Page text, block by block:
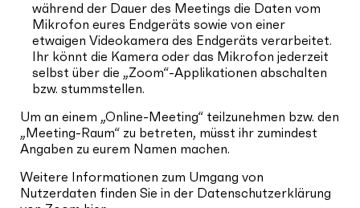
während der Dauer des Meetings die Daten vom
Mikrofon eures Endgeräts sowie von einer
etwaigen Videokamera des Endgeräts verarbeitet.
Ihr könnt die Kamera oder das Mikrofon jederzeit
selbst über die „Zoom“-Applikationen abschalten
bzw. stummstellen.
Um an einem „Online-Meeting“ teilzunehmen bzw. den
„Meeting-Raum“ zu betreten, müsst ihr zumindest
Angaben zu eurem Namen machen.
Weitere Informationen zum Umgang von
Nutzerdaten finden Sie in der Datenschutzerklärung